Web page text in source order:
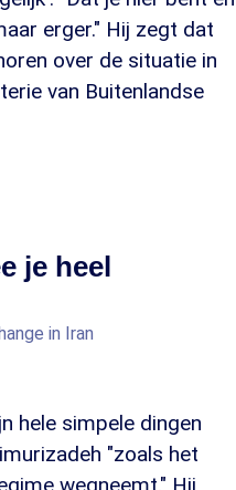
erger." Hij zegt dat
over de situatie in
van Buitenlandse
je heel
in Iran
hele simpele dingen
"zoals het